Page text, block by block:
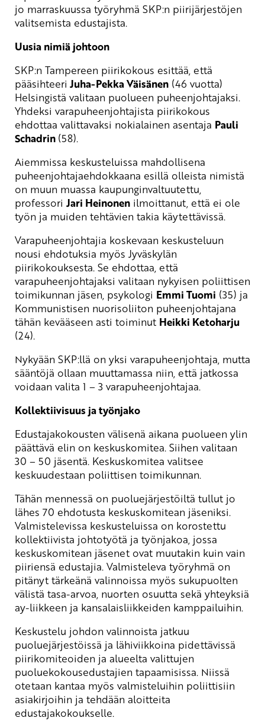
jo marraskuussa työryhmä SKP:n piirijärjestöjen
valitsemista edustajista.
Uusia nimiä johtoon
SKP:n Tampereen piirikokous esittää, että
pääsihteeri Juha-Pekka Väisänen (46 vuotta)
Helsingistä valitaan puolueen puheenjohtajaksi.
Yhdeksi varapuheenjohtajista piirikokous
ehdottaa valittavaksi nokialainen asentaja Pauli
Schadrin (58).
Aiemmissa keskusteluissa mahdollisena
puheenjohtajaehdokkaana esillä olleista nimistä
on muun muassa kaupunginvaltuutettu,
professori Jari Heinonen ilmoittanut, että ei ole
työn ja muiden tehtävien takia käytettävissä.
Varapuheenjohtajia koskevaan keskusteluun
nousi ehdotuksia myös Jyväskylän
piirikokouksesta. Se ehdottaa, että
varapuheenjohtajaksi valitaan nykyisen poliittisen
toimikunnan jäsen, psykologi Emmi Tuomi (35) ja
Kommunistisen nuorisoliiton puheenjohtajana
tähän kevääseen asti toiminut Heikki Ketoharju
(24).
Nykyään SKP:llä on yksi varapuheenjohtaja, mutta
sääntöjä ollaan muuttamassa niin, että jatkossa
voidaan valita 1 – 3 varapuheenjohtajaa.
Kollektiivisuus ja työnjako
Edustajakokousten välisenä aikana puolueen ylin
päättävä elin on keskuskomitea. Siihen valitaan
30 – 50 jäsentä. Keskuskomitea valitsee
keskuudestaan poliittisen toimikunnan.
Tähän mennessä on puoluejärjestöiltä tullut jo
lähes 70 ehdotusta keskuskomitean jäseniksi.
Valmistelevissa keskusteluissa on korostettu
kollektiivista johtotyötä ja työnjakoa, jossa
keskuskomitean jäsenet ovat muutakin kuin vain
piiriensä edustajia. Valmisteleva työryhmä on
pitänyt tärkeänä valinnoissa myös sukupuolten
välistä tasa-arvoa, nuorten osuutta sekä yhteyksiä
ay-liikkeen ja kansalaisliikkeiden kamppailuihin.
Keskustelu johdon valinnoista jatkuu
puoluejärjestöissä ja lähiviikkoina pidettävissä
piirikomiteoiden ja alueelta valittujen
puoluekokousedustajien tapaamisissa. Niissä
otetaan kantaa myös valmisteluihin poliittisiin
asiakirjoihin ja tehdään aloitteita
edustajakokoukselle.